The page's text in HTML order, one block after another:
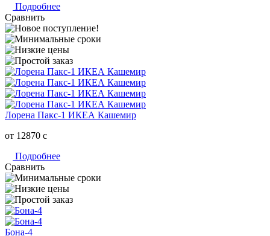
Подробнее
Сравнить
Лорена Пакс-1 ИКЕА Кашемир
от 12870 c
Подробнее
Сравнить
Бона-4